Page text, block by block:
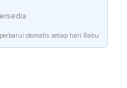
otomatis setiap hari Rabu